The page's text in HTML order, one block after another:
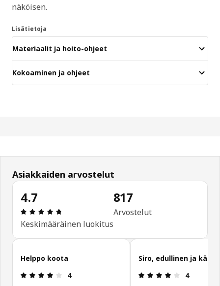
näköisen.
Lisätietoja
Materiaalit ja hoito-ohjeet
Kokoaminen ja ohjeet
Asiakkaiden arvostelut
4.7
: 4.7 / 5 tähteä. Arvostelut yhteensä: 817
Keskimääräinen luokitus
817
Arvostelut
Ohita asiakasarvostelut
Helppo koota
: 4 / 5 tähteä.
4
Siro, edullinen ja
: 4 / 5
4